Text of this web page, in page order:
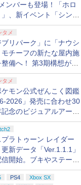
ンバーも登場！「ホロ
」、新イベント「シンク
る夏のスパークル」がス
ト
タメ
ブリパーク」に「ナウシ
モチーフの新たな屋内施
備へ！ 第3期構想が公
タメ
ケモン公式ぜんこく図鑑
2026」発売に合わせ30
記念のビジュアルアート
ク3冊同時発売が決定
プラトゥーン レイダー
更新データ「Ver.1.1.1」
開始。ブキやステージ
する不具合を修正
PS4
Xbox SX